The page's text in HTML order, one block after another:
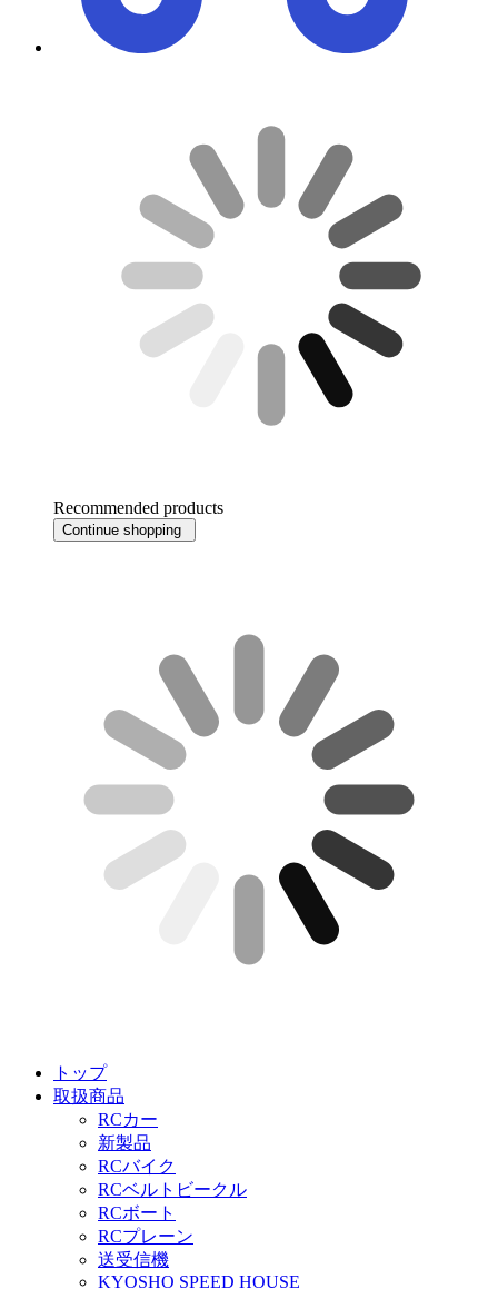
Recommended products
Continue shopping
トップ
取扱商品
RCカー
新製品
RCバイク
RCベルトビークル
RCボート
RCプレーン
送受信機
KYOSHO SPEED HOUSE